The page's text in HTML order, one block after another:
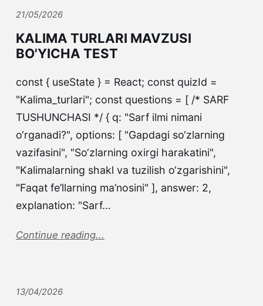
21/05/2026
KALIMA TURLARI MAVZUSI
BO'YICHA TEST
const { useState } = React; const quizId =
"Kalima_turlari"; const questions = [ /* SARF
TUSHUNCHASI */ { q: "Sarf ilmi nimani
o‘rganadi?", options: [ "Gapdagi so‘zlarning
vazifasini", "So‘zlarning oxirgi harakatini",
"Kalimalarning shakl va tuzilish o‘zgarishini",
"Faqat fe’llarning ma’nosini" ], answer: 2,
explanation: "Sarf…
Continue reading...
13/04/2026